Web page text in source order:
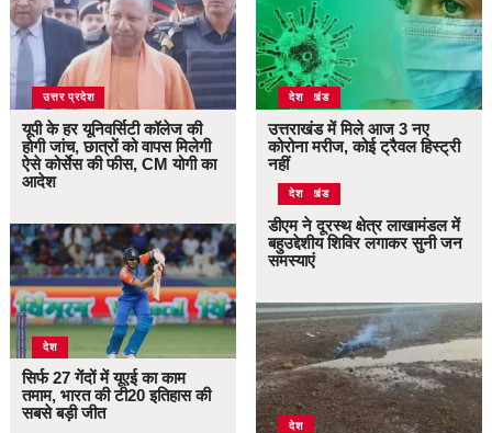
उत्तर प्रदेश
यूपी के हर यूनिवर्सिटी कॉलेज की
होगी जांच, छात्रों को वापस मिलेगी
ऐसे कोर्सेस की फीस, CM योगी का
आदेश
देश
सिर्फ 27 गेंदों में यूएई का काम
तमाम, भारत की टी20 इतिहास की
सबसे बड़ी जीत
उत्तराखंड
देश
उत्तराखंड में मिले आज 3 नए
कोरोना मरीज, कोई ट्रैवल हिस्ट्री
नहीं
उत्तराखंड
देश
डीएम ने दूरस्थ क्षेत्र लाखामंडल में
बहुउद्देशीय शिविर लगाकर सुनी जन
समस्याएं
देश